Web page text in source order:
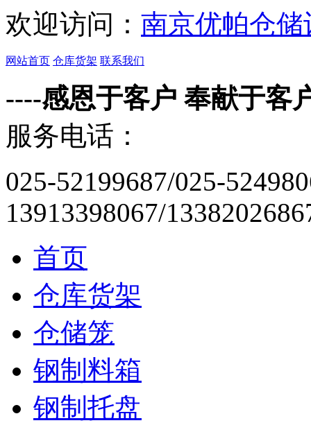
欢迎访问： 南京优帕仓
网站首页 仓库货架 联系我们
----感恩于客户 奉献于客
服务电话：
025-52199687/025-
13913398067/
首页
仓库货架
仓储笼
钢制料箱
钢制托盘